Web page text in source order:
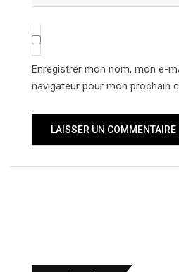
Enregistrer mon nom, mon e-
navigateur pour mon prochain